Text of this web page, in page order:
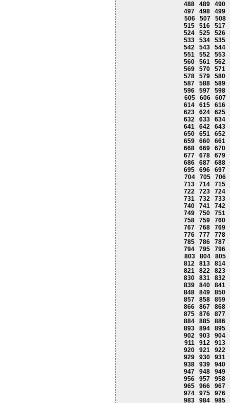
488
489
490
497
498
499
506
507
508
515
516
517
524
525
526
533
534
535
542
543
544
551
552
553
560
561
562
569
570
571
578
579
580
587
588
589
596
597
598
605
606
607
614
615
616
623
624
625
632
633
634
641
642
643
650
651
652
659
660
661
668
669
670
677
678
679
686
687
688
695
696
697
704
705
706
713
714
715
722
723
724
731
732
733
740
741
742
749
750
751
758
759
760
767
768
769
776
777
778
785
786
787
794
795
796
803
804
805
812
813
814
821
822
823
830
831
832
839
840
841
848
849
850
857
858
859
866
867
868
875
876
877
884
885
886
893
894
895
902
903
904
911
912 913
920
921
922
929
930
931
938
939
940
947
948
949
956
957
958
965
966
967
974
975
976
983
984
985